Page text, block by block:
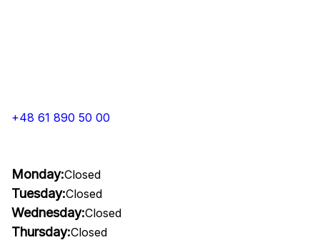
+48 61 890 50 00
Monday:Closed
Tuesday:Closed
Wednesday:Closed
Thursday:Closed